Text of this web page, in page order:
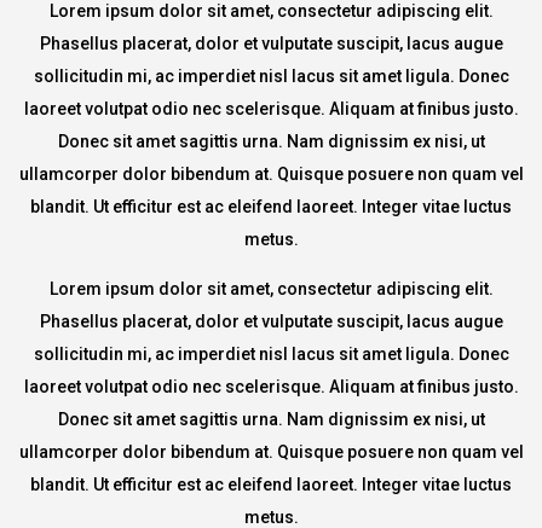
Lorem ipsum dolor sit amet, consectetur adipiscing elit.
Phasellus placerat, dolor et vulputate suscipit, lacus augue
sollicitudin mi, ac imperdiet nisl lacus sit amet ligula. Donec
laoreet volutpat odio nec scelerisque. Aliquam at finibus justo.
Donec sit amet sagittis urna. Nam dignissim ex nisi, ut
ullamcorper dolor bibendum at. Quisque posuere non quam vel
blandit. Ut efficitur est ac eleifend laoreet. Integer vitae luctus
metus.
Lorem ipsum dolor sit amet, consectetur adipiscing elit.
Phasellus placerat, dolor et vulputate suscipit, lacus augue
sollicitudin mi, ac imperdiet nisl lacus sit amet ligula. Donec
laoreet volutpat odio nec scelerisque. Aliquam at finibus justo.
Donec sit amet sagittis urna. Nam dignissim ex nisi, ut
ullamcorper dolor bibendum at. Quisque posuere non quam vel
blandit. Ut efficitur est ac eleifend laoreet. Integer vitae luctus
metus.